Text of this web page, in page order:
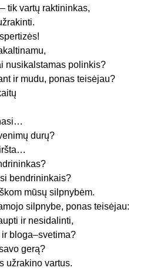
tik vartų raktininkas,
nusikalstamas polinkis?
ir mudu, ponas teisėjau?
durų?
bendrininkais?
mūsų silpnybėm.
silpnybe, ponas teisėjau:
ir nesidalinti,
bloga–svetima?
gerą?
užrakino vartus.